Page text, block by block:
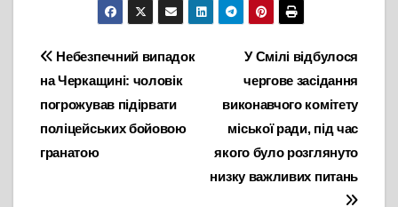
Навігація
записів
У Смілі відбулося
чергове засідання
виконавчого комітету
міської ради, під час
якого було розглянуто
низку важливих питань
Небезпечний випадок
на Черкащині: чоловік
погрожував підірвати
поліцейських бойовою
гранатою